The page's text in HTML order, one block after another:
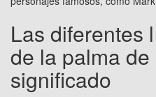
Las diferentes
de la palma
significado